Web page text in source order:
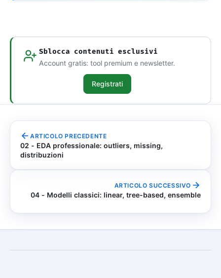
Sblocca contenuti esclusivi
Account gratis: tool premium e newsletter.
Registrati
ARTICOLO PRECEDENTE
02 - EDA professionale: outliers, missing,
distribuzioni
ARTICOLO SUCCESSIVO
04 - Modelli classici: linear, tree-based, ensemble